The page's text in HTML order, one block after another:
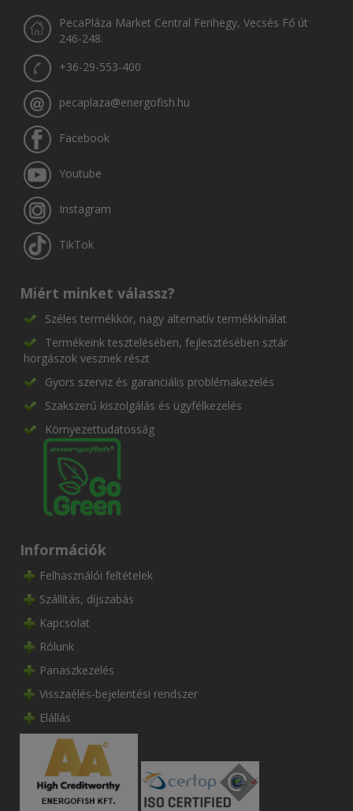
PecaPláza Market Central Ferihegy, Vecsés Fő út
246-248.
+36-29-553-400
pecaplaza@energofish.hu
Facebook
Youtube
Instagram
TikTok
Miért minket válassz?
Széles termékkör, nagy alternatív termékkínálat
Termékeink tesztelésében, fejlesztésében sztár
horgászok vesznek részt
Gyors szerviz és garanciális problémakezelés
Szakszerű kiszolgálás és ügyfélkezelés
Környezettudatosság
Információk
Felhasználói feltételek
Szállítás, díjszabás
Kapcsolat
Rólunk
Panaszkezelés
Visszaélés-bejelentési rendszer
Elállás